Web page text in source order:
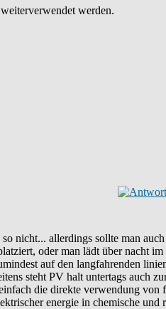
werden.
nicht... allerdings sollte man
oder man lädt über nacht
auf den langfahrenden
steht PV halt untertags auch
die direkte verwendung von
energie in chemische und